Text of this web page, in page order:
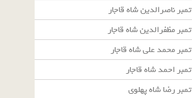
تمبر ناصرالدین شاه قاجار
تمبر مظفرالدین شاه قاجار
تمبر محمد علی شاه قاجار
تمبر احمد شاه قاجار
تمبر رضا شاه پهلوی